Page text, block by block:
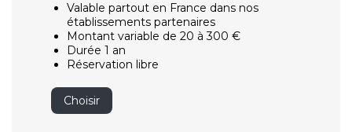
Valable partout en France dans nos
établissements partenaires
Montant variable de 20 à 300 €
Durée 1 an
Réservation libre
Choisir